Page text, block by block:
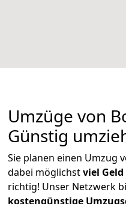
Umzüge von
Günstig
Sie planen einen Umzug
dabei möglichstviel
richtig! Unser Netzwerk
kostengünstige